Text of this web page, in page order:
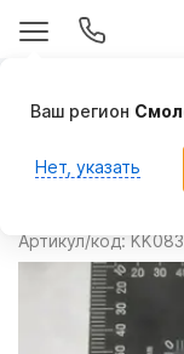
Пластина
Артикул/код:
Ваш регион
Нет, указать